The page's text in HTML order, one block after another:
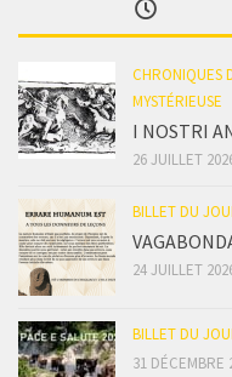
CHRONIQUES
MYSTÉRIEUSE
I NOSTRI
26 JUILLET
BILLET DU
24 JUILLET
BILLET DU
31 DÉCEMBRE